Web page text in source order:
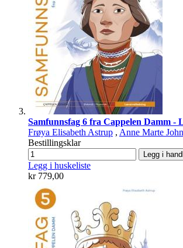
Samfunnsfag 6 fra Cappelen Damm -
Frøya Elisabeth Astrup , Anne Marte
Bestillingsklar
Legg i
Legg i huskeliste
kr 779,00